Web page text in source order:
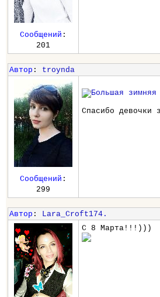
Сообщений :
201
Автор : troynda
Спасибо девочки
Сообщений :
299
Автор : Lara_Croft174.
С 8 Марта!!!)))